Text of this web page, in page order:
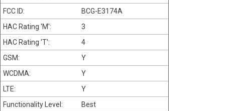
BCG-E3174A
3
4
Y
Y
Y
Best